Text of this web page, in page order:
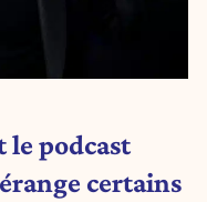
le podcast
certains